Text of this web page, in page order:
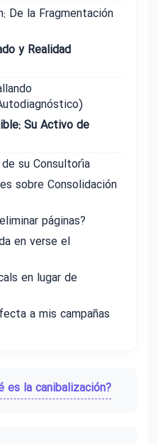
De la Fragmentación
y Realidad
Su Activo de
su Consultoría
sobre Consolidación
páginas?
en verse el
en lugar de
a mis campañas
es la canibalización?